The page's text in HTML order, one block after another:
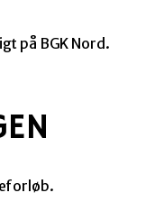
på BGK Nord.